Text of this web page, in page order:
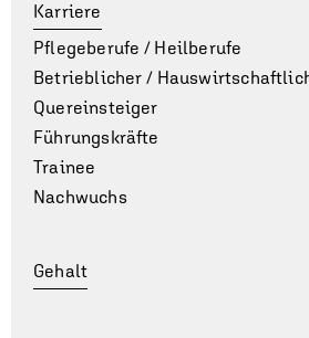
Karriere
Pflegeberufe / Heilberufe
Betrieblicher /
Quereinsteiger
Führungskräfte
Trainee
Nachwuchs
Gehalt